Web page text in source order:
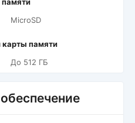
MicroSD
памяти
До 512 ГБ